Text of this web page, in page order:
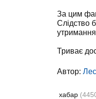
За цим
Слідство
Триває
Автор:
хабар